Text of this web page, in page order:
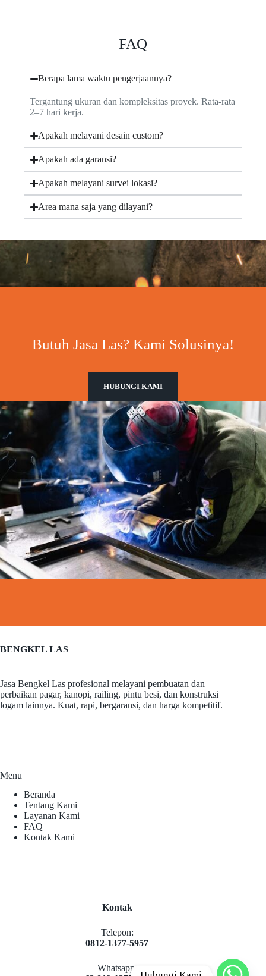
FAQ
Berapa lama waktu pengerjaannya?
Tergantung ukuran dan kompleksitas proyek. Rata-rata
2–7 hari kerja.
Apakah melayani desain custom?
Apakah ada garansi?
Apakah melayani survei lokasi?
Area mana saja yang dilayani?
Butuh Jasa Las? Kami Solusinya!
HUBUNGI KAMI
BENGKEL LAS
Jasa Bengkel Las profesional melayani pembuatan dan
perbaikan pagar, kanopi, railing, pintu besi, dan konstruksi
logam lainnya. Kuat, rapi, bergaransi, dan harga kompetitif.
Menu
Beranda
Tentang Kami
Layanan Kami
FAQ
Kontak Kami
Kontak
Telepon:
0812-1377-5957
Whatsapp: